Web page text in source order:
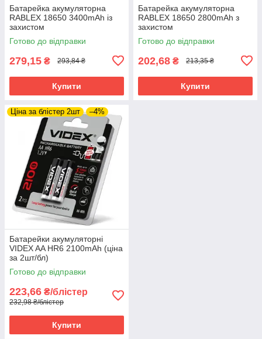
Батарейка акумуляторна
RABLEX 18650 3400mAh із
захистом
Готово до відправки
279,15 ₴ 293,84 ₴
Купити
Батарейка акумуляторна
RABLEX 18650 2800mAh з
захистом
Готово до відправки
202,68 ₴ 213,35 ₴
Купити
Ціна за блістер 2шт –4%
Батарейки акумуляторні
VIDEX AA HR6 2100mAh (ціна
за 2шт/бл)
Готово до відправки
223,66 ₴/блістер
232,98 ₴/блістер
Купити